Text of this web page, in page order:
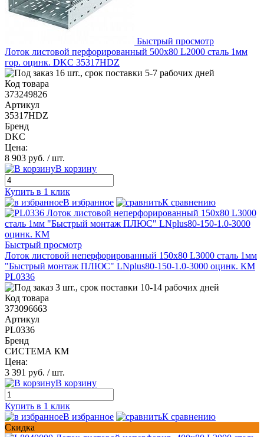
Быстрый просмотр
Лоток листовой перфорированный 500х80 L2000 сталь 1мм
гор. оцинк. DKC 35317HDZ
16 шт., срок поставки 5-7 рабочих дней
Код товара
373249826
Артикул
35317HDZ
Бренд
DKC
Цена:
8 903 руб. / шт.
В корзину
Купить в 1 клик
В избранное
К сравнению
Быстрый просмотр
Лоток листовой неперфорированный 150х80 L3000 сталь 1мм
"Быстрый монтаж ПЛЮС" LNplus80-150-1.0-3000 оцинк. КМ
PL0336
3 шт., срок поставки 10-14 рабочих дней
Код товара
373096663
Артикул
PL0336
Бренд
СИСТЕМА КМ
Цена:
3 391 руб. / шт.
В корзину
Купить в 1 клик
В избранное
К сравнению
Скидка